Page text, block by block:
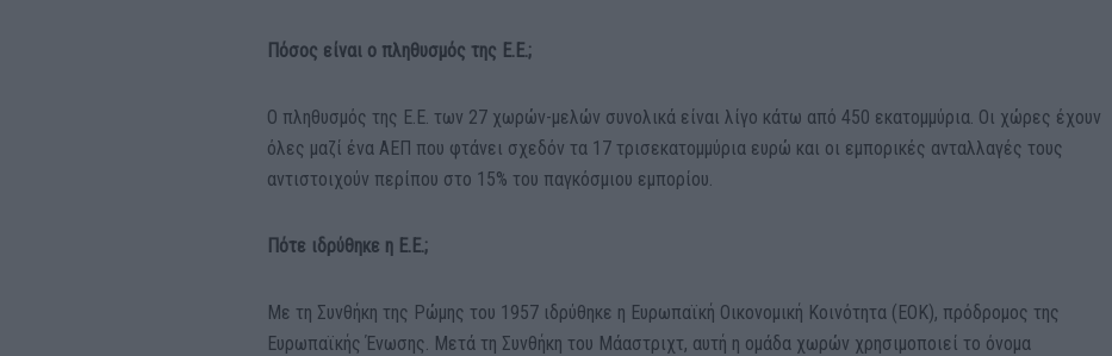
Πόσος είναι ο πληθυσμός της Ε.Ε.;
Ο πληθυσμός της Ε.Ε. των 27 χωρών-μελών συνολικά είναι λίγο κάτω από 450 εκατομμύρια. Οι χώρες έχουν
όλες μαζί ένα ΑΕΠ που φτάνει σχεδόν τα 17 τρισεκατομμύρια ευρώ και οι εμπορικές ανταλλαγές τους
αντιστοιχούν περίπου στο 15% του παγκόσμιου εμπορίου.
Πότε ιδρύθηκε η Ε.Ε.;
Με τη Συνθήκη της Ρώμης του 1957 ιδρύθηκε η Ευρωπαϊκή Οικονομική Κοινότητα (ΕΟΚ), πρόδρομος της
Ευρωπαϊκής Ένωσης. Μετά τη Συνθήκη του Μάαστριχτ, αυτή η ομάδα χωρών χρησιμοποιεί το όνομα